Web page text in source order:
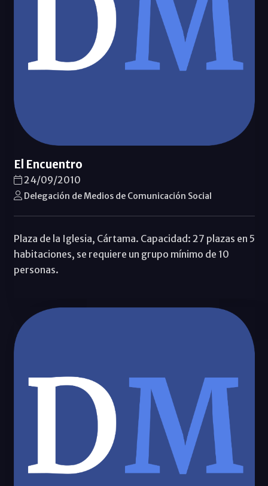
El Encuentro
24/09/2010
Delegación de Medios de Comunicación Social
Plaza de la Iglesia, Cártama. Capacidad: 27 plazas en 5
habitaciones, se requiere un grupo mínimo de 10
personas.